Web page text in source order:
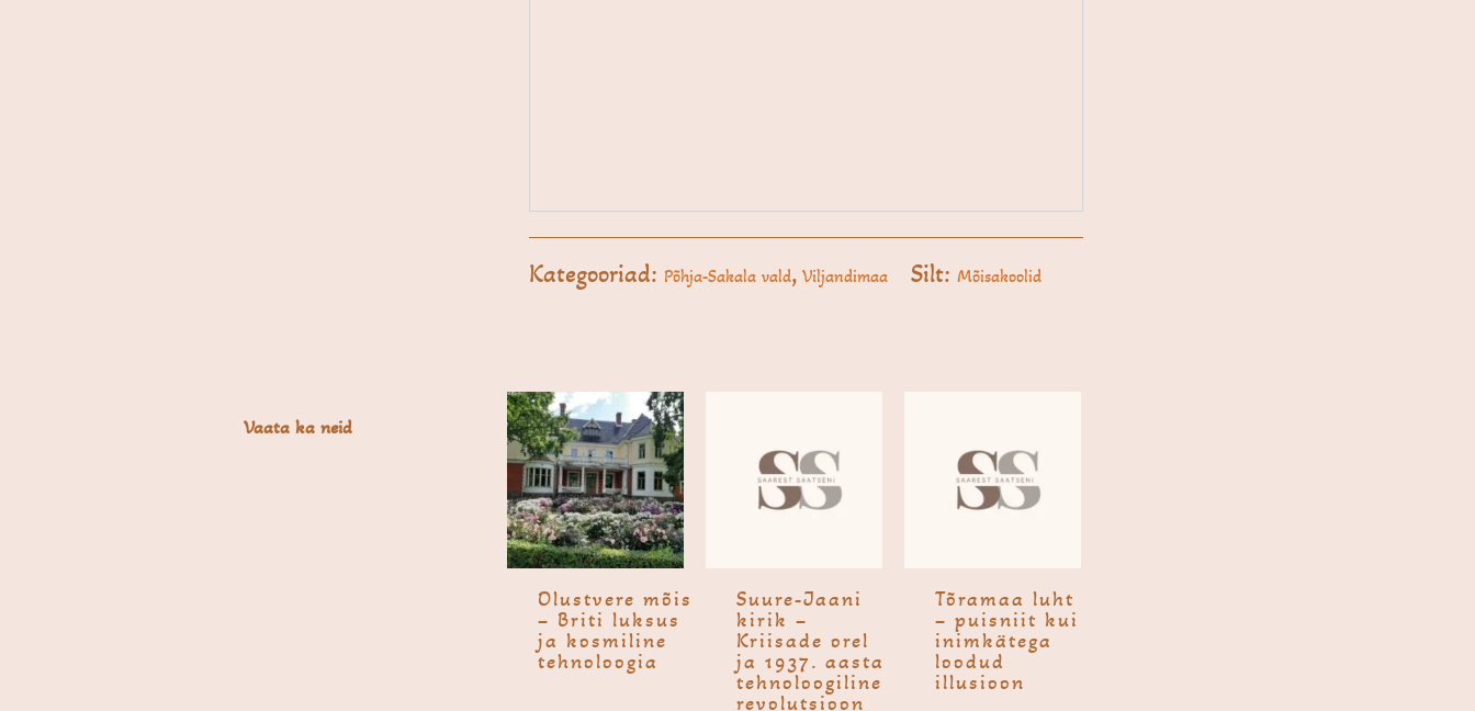
Kategooriad:Põhja-Sakala vald,Viljandimaa Silt:Mõisakoolid
Vaata ka neid
Olustve­re mõis
– Briti luksus
ja kosmiline
tehnoloogia
Suure-Jaani
kirik –
Kriisade orel
ja 1937. aasta
tehnoloogiline
revolutsioon
Tõramaa luht
– puisniit kui
inimkätega
loodud
illusioon